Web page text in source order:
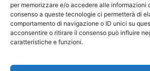
per memorizzare e/o accedere alle informazioni
consenso a queste tecnologie ci permetterà di
comportamento di navigazione o ID unici su
acconsentire o ritirare il consenso può influire
caratteristiche e funzioni.
CONTATTACI COOKIE POLICY